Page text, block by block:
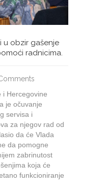
u obzir gašenje
radnicima.
Nikšić:
Ne
u
obzir
gašenje
BHRT-
a.
Traži
i Hercegovine
je očuvanje
servisa i
za njegov rad od
da će Vlada
da pomogne
zabrinutost
koja će
funkcioniranje